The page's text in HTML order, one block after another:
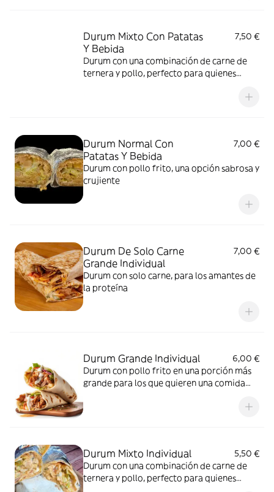
Durum Mixto Con Patatas
Y Bebida
7,50 €
Durum con una combinación de carne de
ternera y pollo, perfecto para quienes
Durum Normal Con
Patatas Y Bebida
7,00 €
Durum con pollo frito, una opción sabrosa y
crujiente
Durum De Solo Carne
Grande Individual
7,00 €
Durum con solo carne, para los amantes de
la proteína
Durum Grande Individual
6,00 €
Durum con pollo frito en una porción más
grande para los que quieren una comida
Durum Mixto Individual
5,50 €
Durum con una combinación de carne de
ternera y pollo, perfecto para quienes